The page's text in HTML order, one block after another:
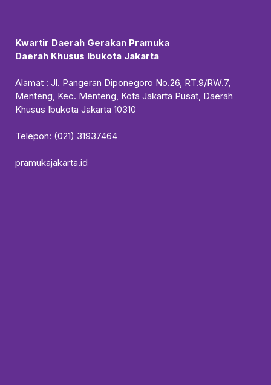
Kwartir Daerah Gerakan Pramuka
Daerah Khusus Ibukota Jakarta
Alamat : Jl. Pangeran Diponegoro No.26, RT.9/RW.7,
Menteng, Kec. Menteng, Kota Jakarta Pusat, Daerah
Khusus Ibukota Jakarta 10310
Telepon: (021) 31937464
pramukajakarta.id